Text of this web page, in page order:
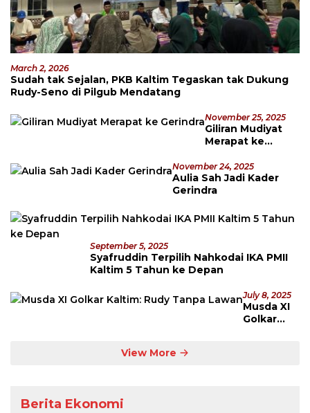
March 2, 2026
Sudah tak Sejalan, PKB Kaltim Tegaskan tak Dukung
Rudy-Seno di Pilgub Mendatang
November 25, 2025
Giliran Mudiyat
Merapat ke
November 24, 2025
Aulia Sah Jadi Kader
Gerindra
September 5, 2025
Syafruddin Terpilih Nahkodai IKA PMII
Kaltim 5 Tahun ke Depan
July 8, 2025
Musda XI
Golkar
View More
Berita Ekonomi